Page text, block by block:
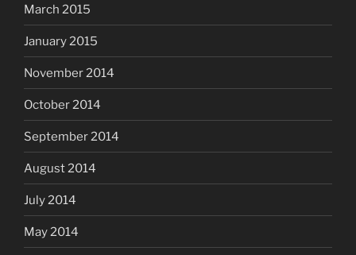
March 2015
January 2015
November 2014
October 2014
September 2014
August 2014
July 2014
May 2014